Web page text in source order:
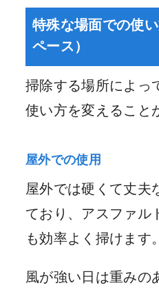
特殊な場面での使
ペース）
掃除する場所によっ
使い方を変えること
屋外での使用
屋外では硬くて丈夫
ており、アスファル
も効率よく掃けます。
風が強い日は重みの